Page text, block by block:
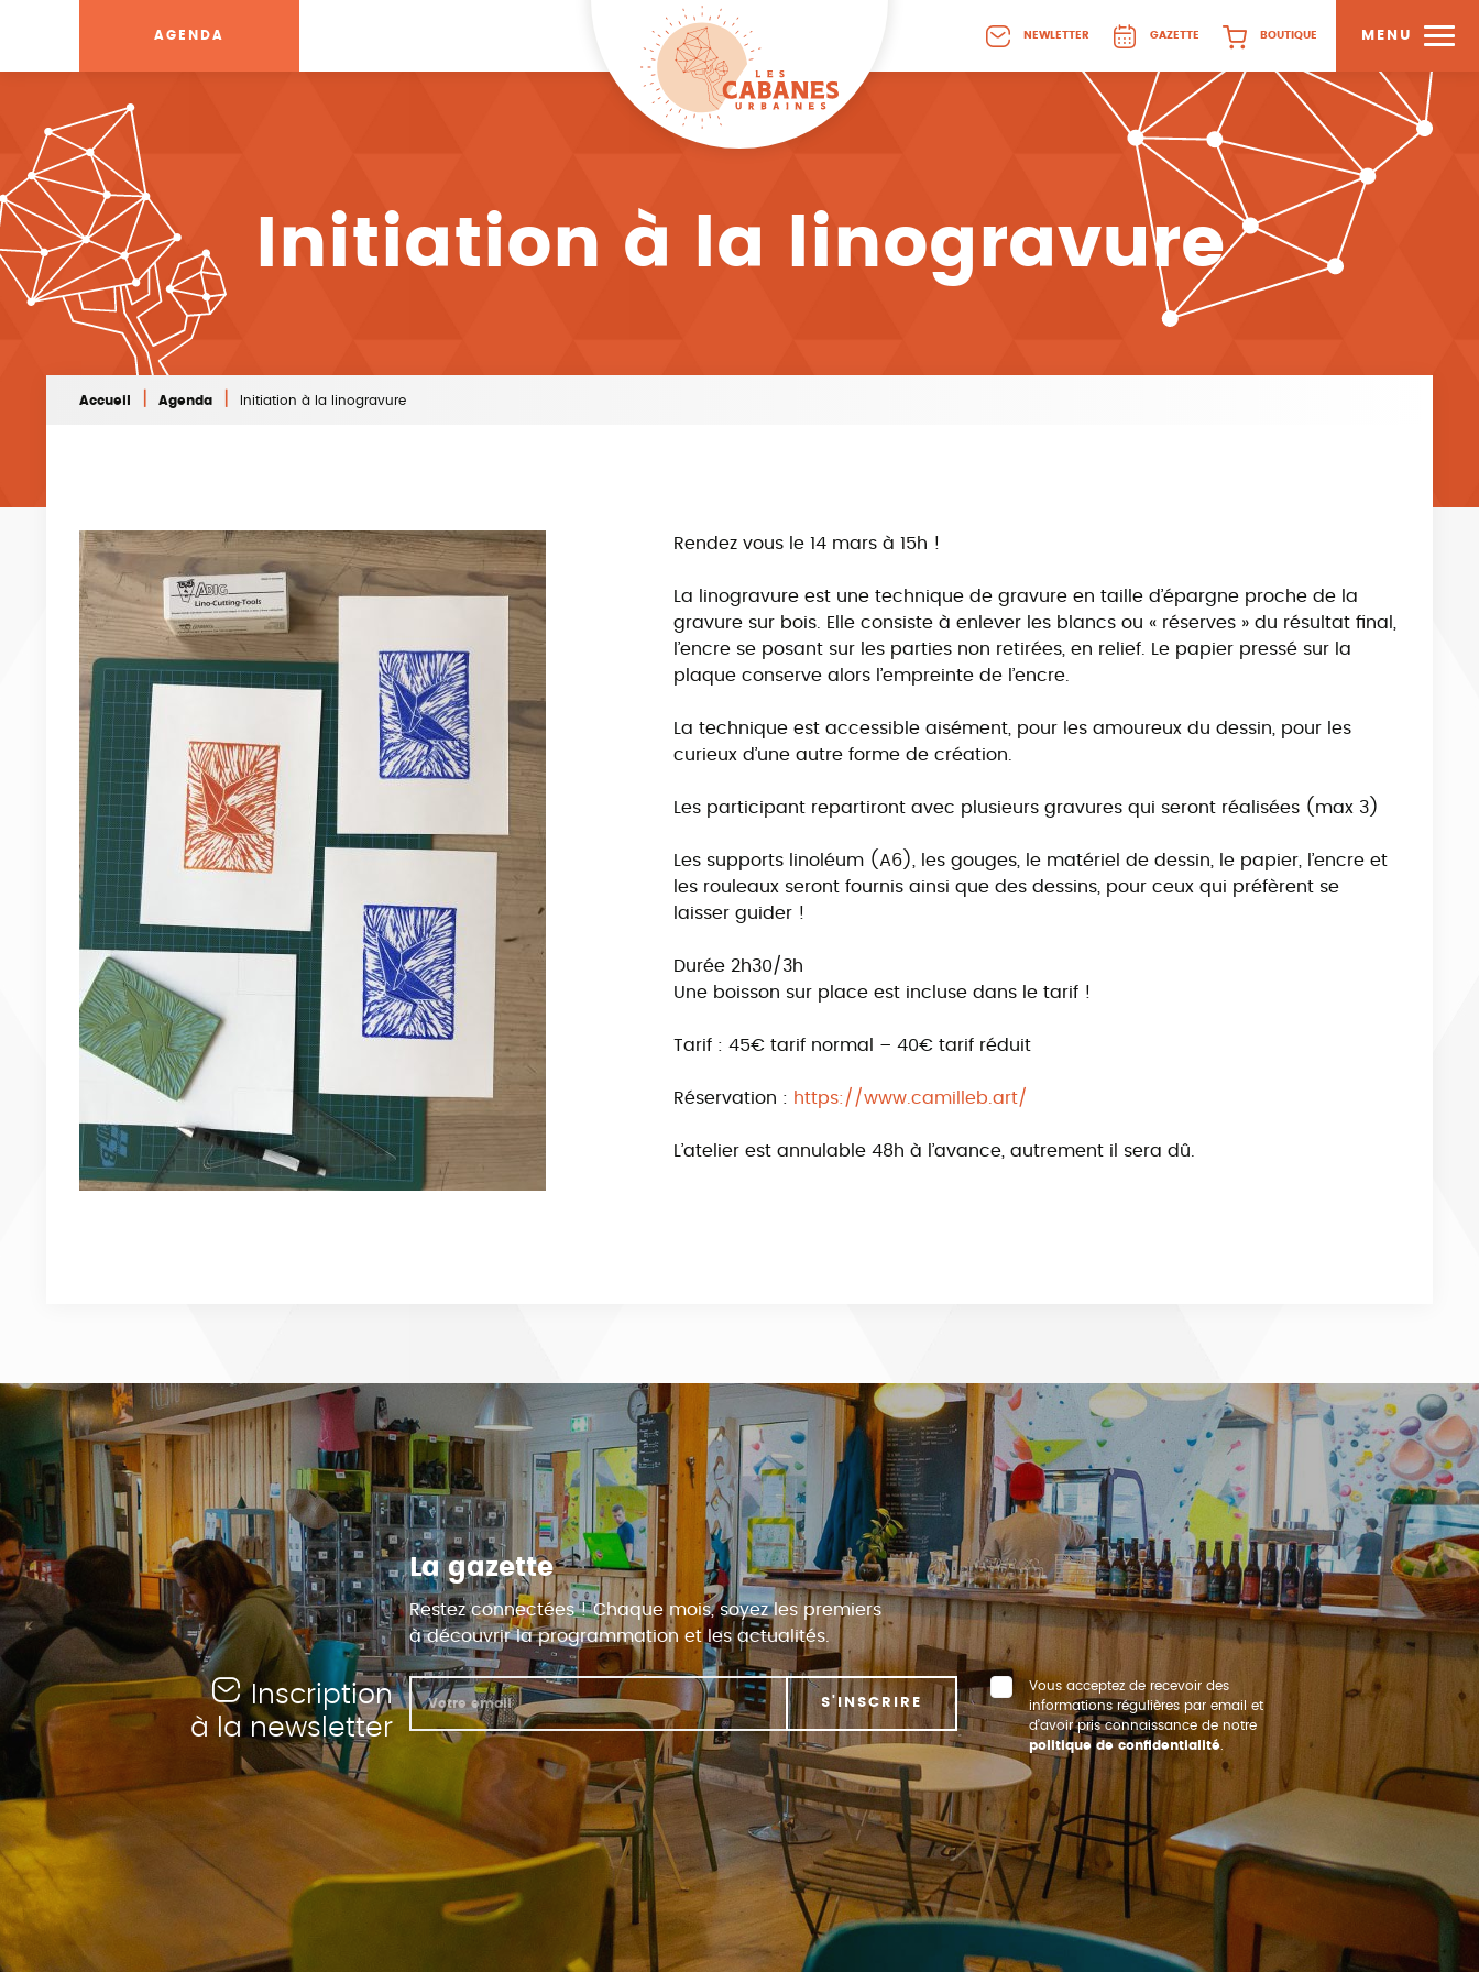
AGENDA NEWLETTER GAZETTE BOUTIQUE MENU
Initiation à la linogravure
Accueil Agenda Initiation à la linogravure
Rendez vous le 14 mars à 15h !
La linogravure est une technique de gravure en taille d’épargne proche de la
gravure sur bois. Elle consiste à enlever les blancs ou « réserves » du résultat final,
l’encre se posant sur les parties non retirées, en relief. Le papier pressé sur la
plaque conserve alors l’empreinte de l’encre.
La technique est accessible aisément, pour les amoureux du dessin, pour les
curieux d’une autre forme de création.
Les participant repartiront avec plusieurs gravures qui seront réalisées (max 3)
Les supports linoléum (A6), les gouges, le matériel de dessin, le papier, l’encre et
les rouleaux seront fournis ainsi que des dessins, pour ceux qui préfèrent se
laisser guider !
Durée 2h30/3h
Une boisson sur place est incluse dans le tarif !
Tarif : 45€ tarif normal – 40€ tarif réduit
Réservation : https://www.camilleb.art/
L’atelier est annulable 48h à l’avance, autrement il sera dû.
La gazette
Restez connectées ! Chaque mois, soyez les premiers
à découvrir la programmation et les actualités.
Inscription
à la newsletter
S'INSCRIRE
Vous acceptez de recevoir des
informations régulières par email et
d’avoir pris connaissance de notre
politique de confidentialité.